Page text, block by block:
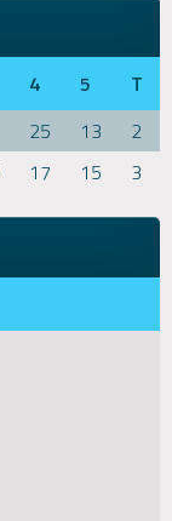
4 5
T
25 13
2
17 15 3